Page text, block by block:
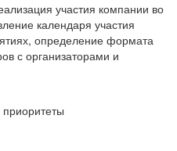
участия компании во
календаря участия
определение формата
с организаторами и